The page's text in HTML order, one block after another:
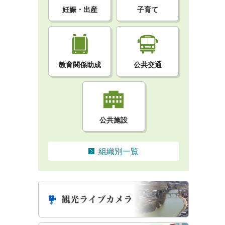
妊娠・出産 子育て
教育関係助成 公共交通
公共施設
組織別一覧